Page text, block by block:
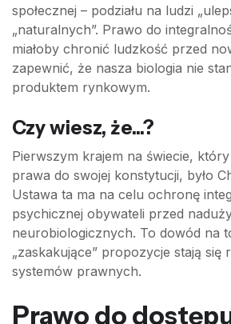
społecznej – podziału na ludzi
„naturalnych”. Prawo do
miałoby chronić ludzkość przed
zapewnić, że nasza biologia nie
produktem rynkowym.
Czy wiesz, że...?
Pierwszym krajem na świecie,
prawa do swojej konstytucji, było
Ustawa ta ma na celu ochronę
psychicznej obywateli przed
neurobiologicznych. To dowód na
„zaskakujące” propozycje stają się
systemów prawnych.
Prawo do